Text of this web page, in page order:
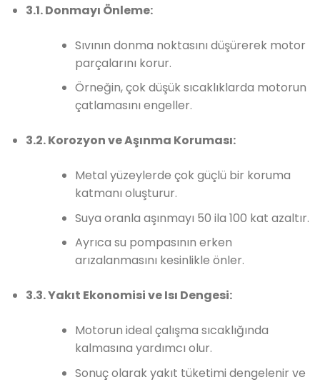
3.1. Donmayı Önleme:
Sıvının donma noktasını düşürerek motor
parçalarını korur.
Örneğin, çok düşük sıcaklıklarda motorun
çatlamasını engeller.
3.2. Korozyon ve Aşınma Koruması:
Metal yüzeylerde çok güçlü bir koruma
katmanı oluşturur.
Suya oranla aşınmayı 50 ila 100 kat azaltır.
Ayrıca su pompasının erken
arızalanmasını kesinlikle önler.
3.3. Yakıt Ekonomisi ve Isı Dengesi:
Motorun ideal çalışma sıcaklığında
kalmasına yardımcı olur.
Sonuç olarak yakıt tüketimi dengelenir ve